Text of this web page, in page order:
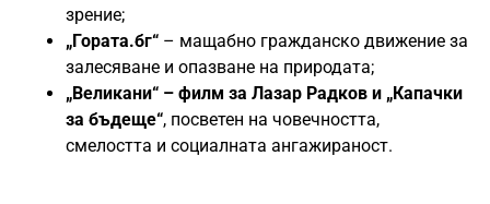
зрение;
„Гората.бг“ – мащабно гражданско движение за
залесяване и опазване на природата;
„Великани“ – филм за Лазар Радков и „Капачки
за бъдеще“, посветен на човечността,
смелостта и социалната ангажираност.